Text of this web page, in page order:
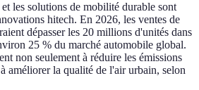
les solutions de mobilité durable sont
hitech. En 2026, les ventes de
dépasser les 20 millions d'unités dans
25 % du marché automobile global.
non seulement à réduire les émissions
améliorer la qualité de l'air urbain, selon